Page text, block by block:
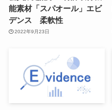
能素材「スパオール」エビ
デンス 柔軟性
2022年9月23日